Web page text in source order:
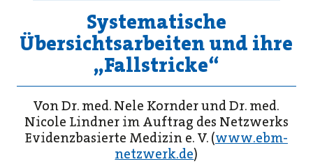
Systematische
Übersichtsarbeiten und ihre
„Fallstricke“
Von Dr. med. Nele Kornder und Dr. med.
Nicole Lindner im Auftrag des Netzwerks
Evidenzbasierte Medizin e. V. (www.ebm-
netzwerk.de)